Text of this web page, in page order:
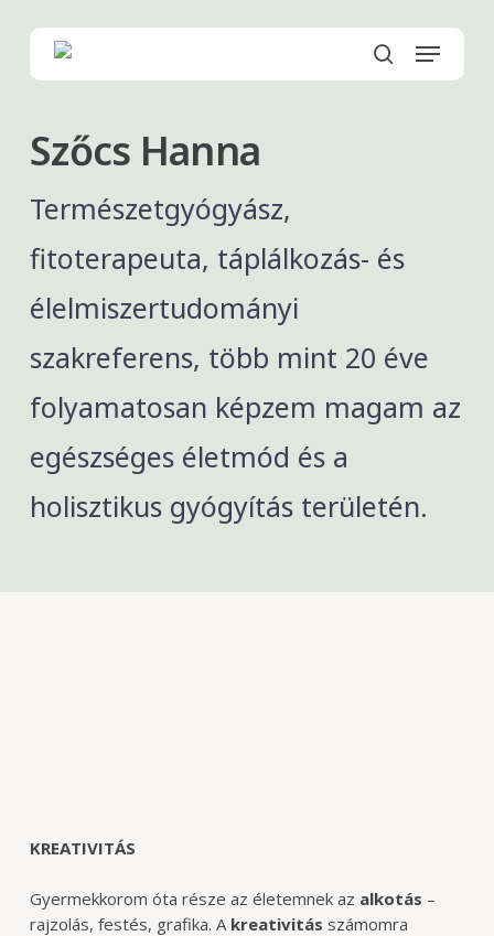
content
search
Menu
Szőcs Hanna
Természetgyógyász,
fitoterapeuta, táplálkozás- és
élelmiszertudományi
szakreferens, több mint 20 éve
folyamatosan képzem magam az
egészséges életmód és a
holisztikus gyógyítás területén.
KREATIVITÁS
Gyermekkorom óta része az életemnek az alkotás –
rajzolás, festés, grafika. A kreativitás számomra